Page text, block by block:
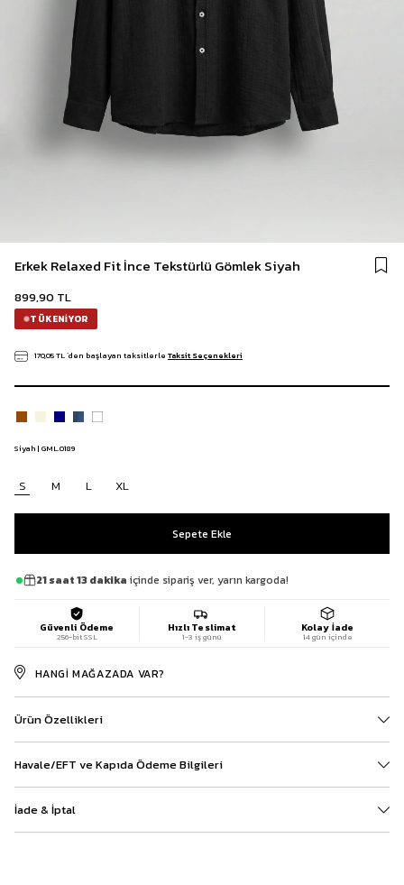
Erkek Relaxed Fit İnce Tekstürlü Gömlek Siyah
899,90 TL
TÜKENIYOR
170,05 TL`den başlayan taksitlerle Taksit Seçenekleri
Siyah | GML.0189
S M L XL
21 saat 13 dakika içinde sipariş ver, yarın kargoda!
Güvenli Ödeme
256-bit SSL
Hızlı Teslimat
1-3 iş günü
Kolay İade
14 gün içinde
HANGI MAĞAZADA VAR?
Ürün Özellikleri
Havale/EFT ve Kapıda Ödeme Bilgileri
İade & İptal